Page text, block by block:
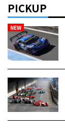
PICKUP
NEW